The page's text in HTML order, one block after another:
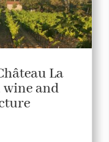
La
and